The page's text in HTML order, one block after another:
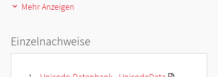
Mehr Anzeigen
Einzelnachweise